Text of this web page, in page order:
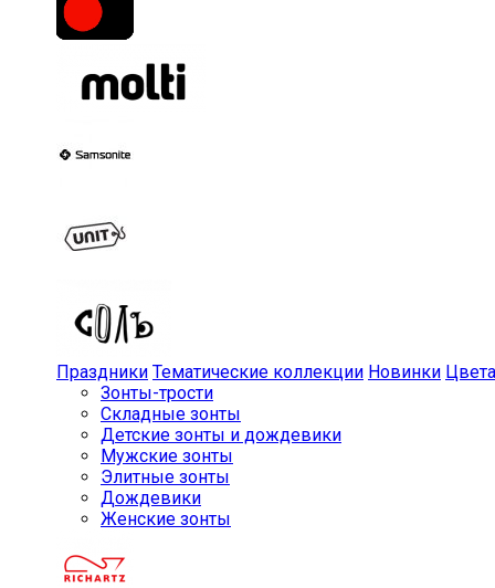
Праздники Тематические коллекции Новинки Цвета
Зонты-трости
Складные зонты
Детские зонты и дождевики
Мужские зонты
Элитные зонты
Дождевики
Женские зонты